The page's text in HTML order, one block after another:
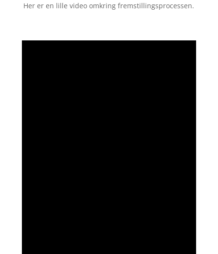
Her er en lille video omkring fremstillingsprocessen.